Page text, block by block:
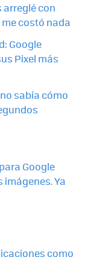
arreglé con
costó nada
Google
Pixel más
sabía cómo
Google
Ya
como